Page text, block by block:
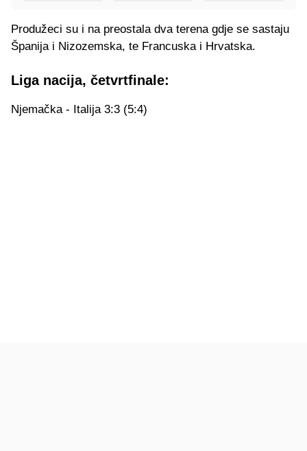
Produžeci su i na preostala dva terena gdje se sastaju
Španija i Nizozemska, te Francuska i Hrvatska.
Liga nacija, četvrtfinale:
Njemačka - Italija 3:3 (5:4)